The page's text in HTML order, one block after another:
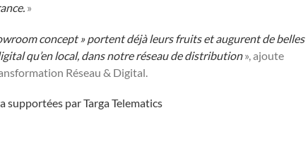
»
concept » portent déjà leurs fruits et augurent de belles
qu’en local, dans notre réseau de distribution», ajoute
Réseau & Digital.
supportées par Targa Telematics